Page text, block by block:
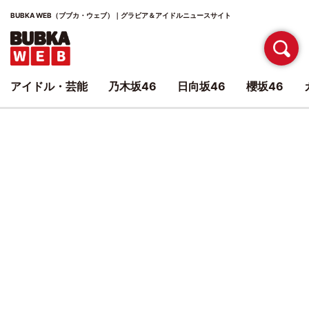
BUBKA WEB（ブブカ・ウェブ）｜グラビア＆アイドルニュースサイト
アイドル・芸能 乃木坂46 日向坂46 櫻坂46